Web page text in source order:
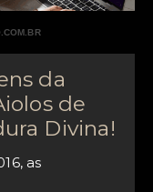
da
de
Divina!
as